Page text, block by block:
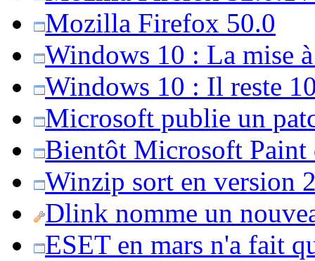
Mozilla Firefox 50.0
Windows 10 : La mise
Windows 10 : Il reste
Microsoft publie un
Bientôt Microsoft Paint
Winzip sort en version
Dlink nomme un
ESET en mars n'a fait